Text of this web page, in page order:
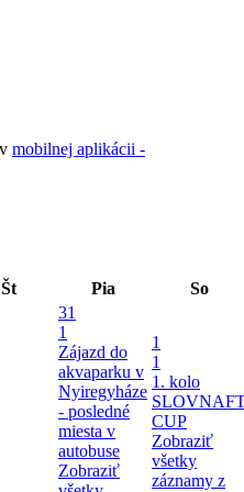
mobilnej aplikácii -
Št Pia So
31
1
Zájazd do
akvaparku v
Nyiregyháze
- posledné
miesta v
autobuse
Zobraziť
1
1
1. kolo
CUP
Zobraziť
všetky
záznamy z